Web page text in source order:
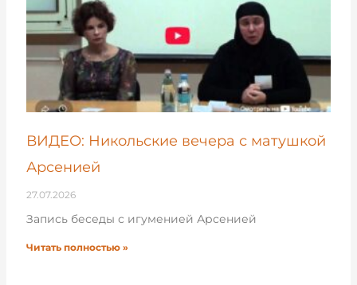
ВИДЕО: Никольские вечера с матушкой
Арсенией
27.07.2026
Запись беседы с игуменией Арсенией
Читать полностью »